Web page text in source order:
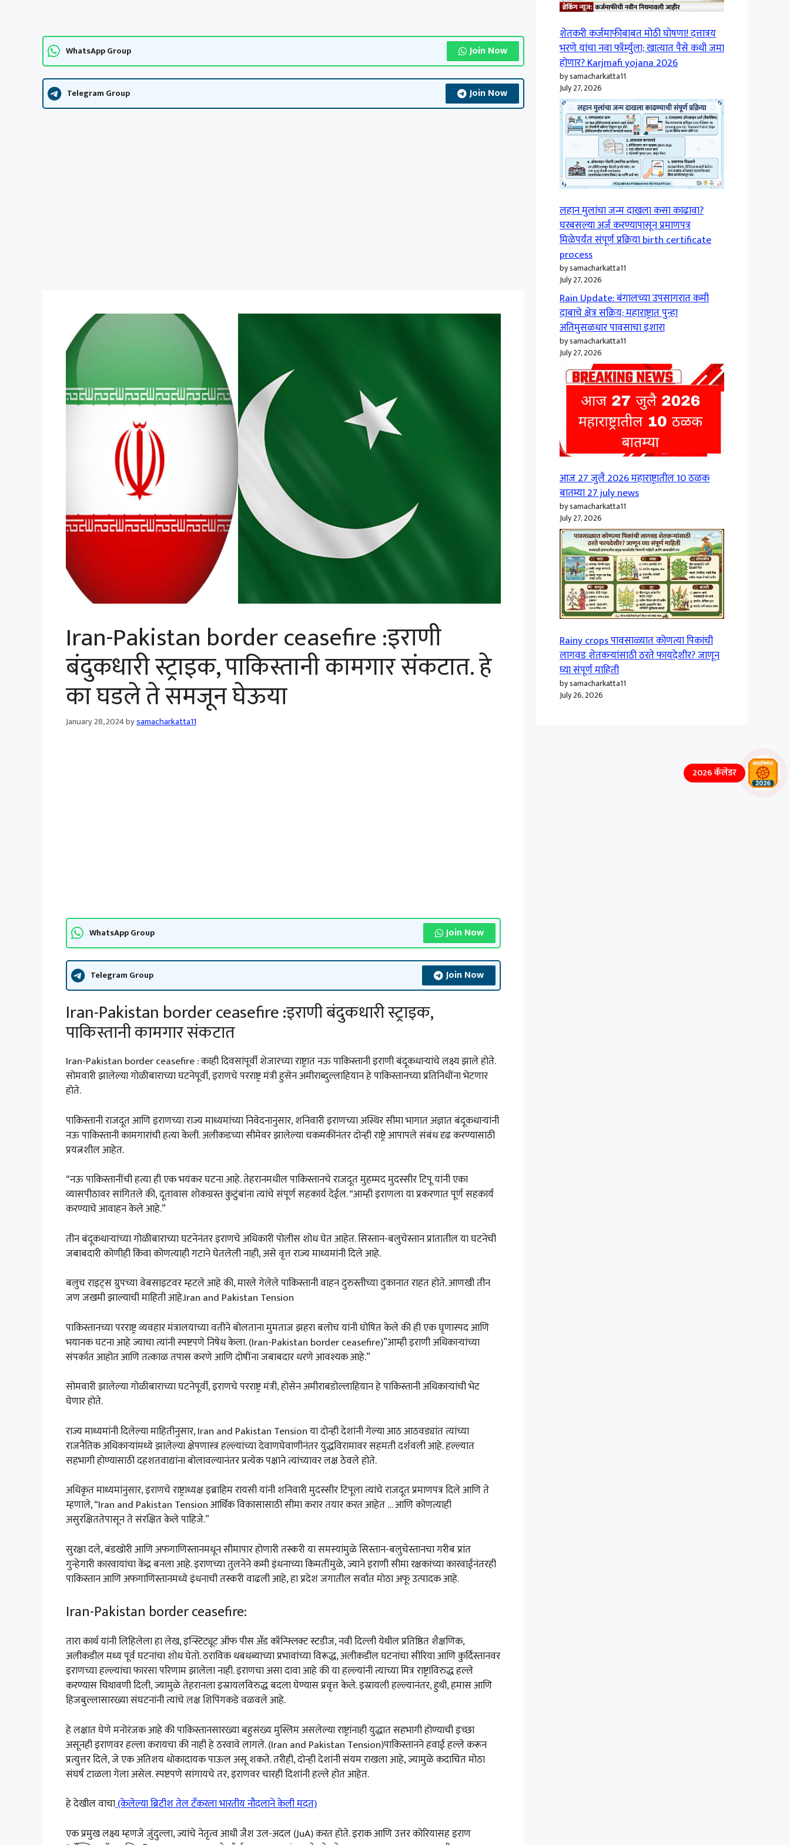
WhatsApp Group Join Now
Telegram Group Join Now
Iran-Pakistan border ceasefire :इराणी
बंदुकधारी स्ट्राइक, पाकिस्तानी कामगार संकटात. हे
का घडले ते समजून घेऊया
January 28, 2024bysamacharkatta11
WhatsApp Group Join Now
Telegram Group Join Now
Iran-Pakistan border ceasefire :इराणी बंदुकधारी स्ट्राइक,
पाकिस्तानी कामगार संकटात
Iran-Pakistan border ceasefire : काही दिवसांपूर्वी शेजारच्या राष्ट्रात नऊ पाकिस्तानी इराणी बंदूकधाऱ्यांचे लक्ष्य झाले होते.
सोमवारी झालेल्या गोळीबाराच्या घटनेपूर्वी, इराणचे परराष्ट्र मंत्री हुसेन अमीराब्दुल्लाहियान हे पाकिस्तानच्या प्रतिनिधींना भेटणार
होते.
पाकिस्तानी राजदूत आणि इराणच्या राज्य माध्यमांच्या निवेदनानुसार, शनिवारी इराणच्या अस्थिर सीमा भागात अज्ञात बंदूकधाऱ्यांनी
नऊ पाकिस्तानी कामगारांची हत्या केली. अलीकडच्या सीमेवर झालेल्या चकमकींनंतर दोन्ही राष्ट्रे आपापले संबंध दृढ करण्यासाठी
प्रयत्नशील आहेत.
“नऊ पाकिस्तानींची हत्या ही एक भयंकर घटना आहे. तेहरानमधील पाकिस्तानचे राजदूत मुहम्मद मुदस्सीर टिपू यांनी एका
व्यासपीठावर सांगितले की, दूतावास शोकग्रस्त कुटुंबांना त्यांचे संपूर्ण सहकार्य देईल. “आम्ही इराणला या प्रकरणात पूर्ण सहकार्य
करण्याचे आवाहन केले आहे.”
तीन बंदूकधाऱ्यांच्या गोळीबाराच्या घटनेनंतर इराणचे अधिकारी पोलीस शोध घेत आहेत. सिस्तान-बलुचेस्तान प्रांतातील या घटनेची
जबाबदारी कोणीही किंवा कोणत्याही गटाने घेतलेली नाही, असे वृत्त राज्य माध्यमांनी दिले आहे.
बलुच राइट्स ग्रुपच्या वेबसाइटवर म्हटले आहे की, मारले गेलेले पाकिस्तानी वाहन दुरुस्तीच्या दुकानात राहत होते. आणखी तीन
जण जखमी झाल्याची माहिती आहे.Iran and Pakistan Tension
पाकिस्तानच्या परराष्ट्र व्यवहार मंत्रालयाच्या वतीने बोलताना मुमताज झहरा बलोच यांनी घोषित केले की ही एक घृणास्पद आणि
भयानक घटना आहे ज्याचा त्यांनी स्पष्टपणे निषेध केला. (Iran-Pakistan border ceasefire)”आम्ही इराणी अधिकाऱ्यांच्या
संपर्कात आहोत आणि तत्काळ तपास करणे आणि दोषींना जबाबदार धरणे आवश्यक आहे.”
सोमवारी झालेल्या गोळीबाराच्या घटनेपूर्वी, इराणचे परराष्ट्र मंत्री, होसेन अमीराबडोल्लाहियान हे पाकिस्तानी अधिकाऱ्यांची भेट
घेणार होते.
राज्य माध्यमांनी दिलेल्या माहितीनुसार, Iran and Pakistan Tension या दोन्ही देशांनी गेल्या आठ आठवड्यांत त्यांच्या
राजनैतिक अधिकाऱ्यांमध्ये झालेल्या क्षेपणास्त्र हल्ल्यांच्या देवाणघेवाणीनंतर युद्धविरामावर सहमती दर्शवली आहे. हल्ल्यात
सहभागी होण्यासाठी दहशतवाद्यांना बोलावल्यानंतर प्रत्येक पक्षाने त्यांच्यावर लक्ष ठेवले होते.
अधिकृत माध्यमांनुसार, इराणचे राष्ट्राध्यक्ष इब्राहिम रायसी यांनी शनिवारी मुदस्सीर टिपूला त्यांचे राजदूत प्रमाणपत्र दिले आणि ते
म्हणाले, “Iran and Pakistan Tension आर्थिक विकासासाठी सीमा करार तयार करत आहेत … आणि कोणत्याही
असुरक्षिततेपासून ते संरक्षित केले पाहिजे.”
सुरक्षा दले, बंडखोरी आणि अफगाणिस्तानमधून सीमापार होणारी तस्करी या समस्यांमुळे सिस्तान-बलुचेस्तानचा गरीब प्रांत
गुन्हेगारी कारवायांचा केंद्र बनला आहे. इराणच्या तुलनेने कमी इंधनाच्या किमतींमुळे, ज्याने इराणी सीमा रक्षकांच्या कारवाईनंतरही
पाकिस्तान आणि अफगाणिस्तानमध्ये इंधनाची तस्करी वाढली आहे, हा प्रदेश जगातील सर्वात मोठा अफू उत्पादक आहे.
Iran-Pakistan border ceasefire:
तारा कार्थ यांनी लिहिलेला हा लेख, इन्स्टिट्यूट ऑफ पीस अँड कॉन्फ्लिक्ट स्टडीज, नवी दिल्ली येथील प्रतिष्ठित शैक्षणिक,
अलीकडील मध्य पूर्व घटनांचा शोध घेतो. ठराविक धबधब्याच्या प्रभावांच्या विरूद्ध, अलीकडील घटनांचा सीरिया आणि कुर्दिस्तानवर
इराणच्या हल्ल्यांचा फारसा परिणाम झालेला नाही. इराणचा असा दावा आहे की या हल्ल्यांनी त्याच्या मित्र राष्ट्रांविरुद्ध हल्ले
करण्यास चिथावणी दिली, ज्यामुळे तेहरानला इस्रायलविरुद्ध बदला घेण्यास प्रवृत्त केले. इस्रायली हल्ल्यानंतर, हुथी, हमास आणि
हिजबुल्लासारख्या संघटनांनी त्यांचे लक्ष शिपिंगकडे वळवले आहे.
हे लक्षात घेणे मनोरंजक आहे की पाकिस्तानसारख्या बहुसंख्य मुस्लिम असलेल्या राष्ट्रांनाही युद्धात सहभागी होण्याची इच्छा
असूनही इराणवर हल्ला करायचा की नाही हे ठरवावे लागले. (Iran and Pakistan Tension)पाकिस्तानने हवाई हल्ले करून
प्रत्युत्तर दिले, जे एक अतिशय धोकादायक पाऊल असू शकते. तरीही, दोन्ही देशांनी संयम राखला आहे, ज्यामुळे कदाचित मोठा
संघर्ष टाळला गेला असेल. स्पष्टपणे सांगायचे तर, इराणवर चारही दिशांनी हल्ले होत आहेत.
हे देखील वाचा(केलेल्या ब्रिटीश तेल टँकरला भारतीय नौदलाने केली मदत)
एक प्रमुख लक्ष्य म्हणजे जुंदुल्ला, ज्यांचे नेतृत्व आधी जैश उल-अदल (JuA) करत होते. इराक आणि उत्तर कोरियासह इराण
शेतकरी कर्जमाफीबाबत मोठी घोषणा! दत्तात्रय
भरणे यांचा नवा फॉर्म्युला; खात्यात पैसे कधी जमा
होणार? Karjmafi yojana 2026
by samacharkatta11
July 27, 2026
लहान मुलांचा जन्म दाखला कसा काढावा?
घरबसल्या अर्ज करण्यापासून प्रमाणपत्र
मिळेपर्यंत संपूर्ण प्रक्रिया birth certificate
process
by samacharkatta11
July 27, 2026
Rain Update: बंगालच्या उपसागरात कमी
दाबाचे क्षेत्र सक्रिय; महाराष्ट्रात पुन्हा
अतिमुसळधार पावसाचा इशारा
by samacharkatta11
July 27, 2026
आज 27 जुलै 2026 महाराष्ट्रातील 10 ठळक
बातम्या 27 july news
by samacharkatta11
July 27, 2026
Rainy crops पावसाळ्यात कोणत्या पिकांची
लागवड शेतकऱ्यांसाठी ठरते फायदेशीर? जाणून
घ्या संपूर्ण माहिती
by samacharkatta11
July 26, 2026
2026 कॅलेंडर